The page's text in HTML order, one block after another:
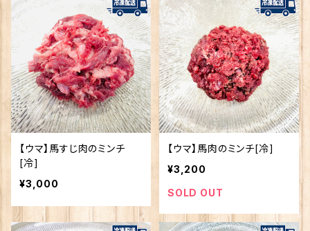
【ウマ】馬すじ肉のミンチ
[冷]
¥3,000
【ウマ】馬肉のミンチ[冷]
¥3,200
SOLD OUT